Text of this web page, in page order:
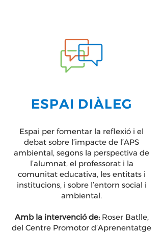
ESPAI DIÀLEG
Espai per fomentar la reflexió i el
debat sobre l’impacte de l’APS
ambiental, segons la perspectiva de
l’alumnat, el professorat i la
comunitat educativa, les entitats i
institucions, i sobre l’entorn social i
ambiental.
Amb la intervenció de:Roser Batlle,
del Centre Promotor d’Aprenentatge